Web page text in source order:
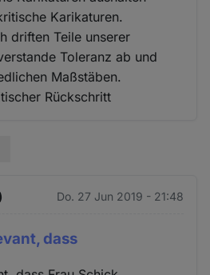
Karikaturen.
driften Teile unserer
Toleranz ab und
Maßstäben.
Rückschritt
Do. 27 Jun 2019 - 21:48
dass